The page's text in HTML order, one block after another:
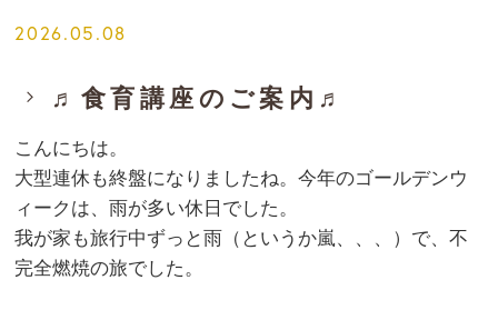
2026.05.08
♬食育講座のご案内♬
こんにちは。
大型連休も終盤になりましたね。今年のゴールデンウ
ィークは、雨が多い休日でした。
我が家も旅行中ずっと雨（というか嵐、、、）で、不
完全燃焼の旅でした。